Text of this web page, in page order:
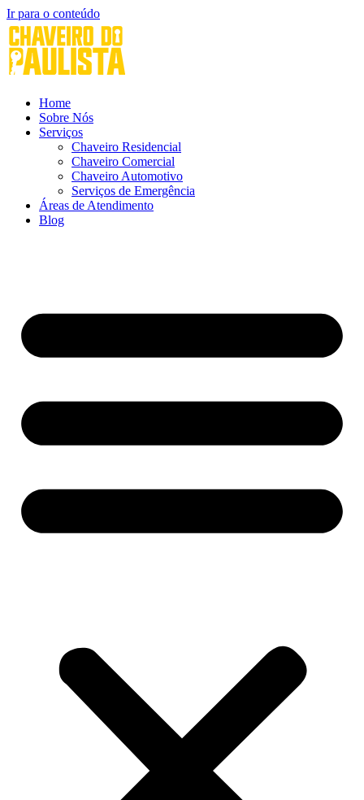
Ir para o conteúdo
Home
Sobre Nós
Serviços
Chaveiro Residencial
Chaveiro Comercial
Chaveiro Automotivo
Serviços de Emergência
Áreas de Atendimento
Blog